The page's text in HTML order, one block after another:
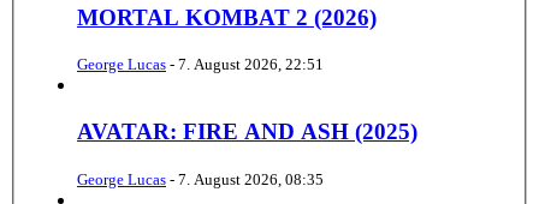
MORTAL KOMBAT 2 (2026)
George Lucas - 7. August 2026, 22:51
AVATAR: FIRE AND ASH (2025)
George Lucas - 7. August 2026, 08:35